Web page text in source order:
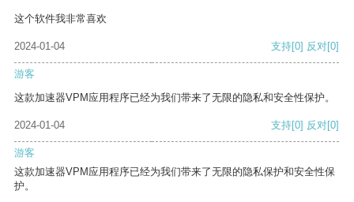
这个软件我非常喜欢
2024-01-04 支持[0] 反对[0]
游客
这款加速器VPM应用程序已经为我们带来了无限的隐私和安全性保护。
2024-01-04 支持[0] 反对[0]
游客
这款加速器VPM应用程序已经为我们带来了无限的隐私保护和安全性保
护。